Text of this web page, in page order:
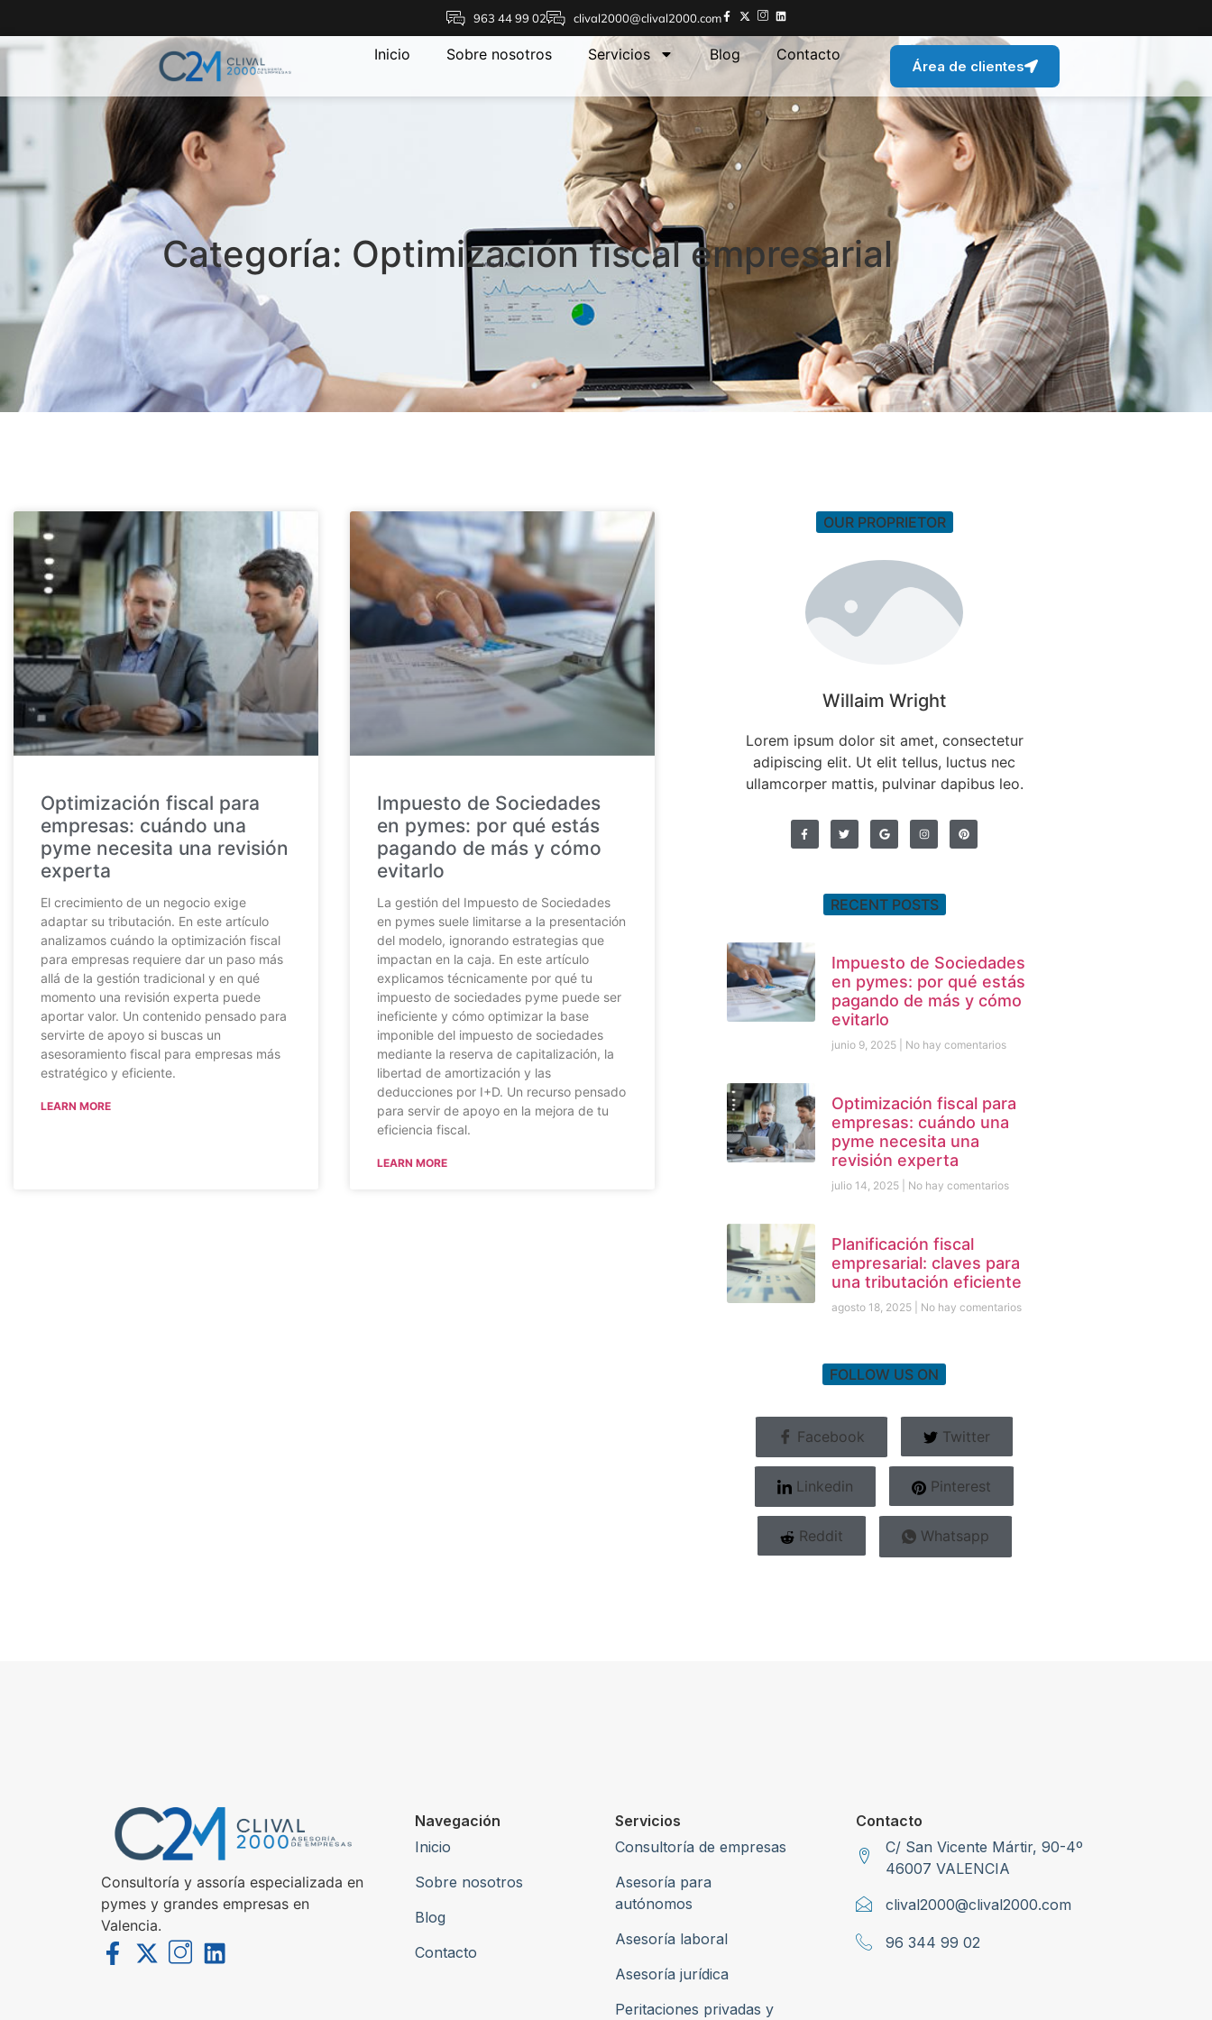
963 44 99 02 clival2000@clival2000.com
Área de clientes
Inicio Sobre nosotros Servicios Blog Contacto
Categoría: Optimización fiscal empresarial
Optimización fiscal para
empresas: cuándo una
pyme necesita una revisión
experta
El crecimiento de un negocio exige
adaptar su tributación. En este artículo
analizamos cuándo la optimización fiscal
para empresas requiere dar un paso más
allá de la gestión tradicional y en qué
momento una revisión experta puede
aportar valor. Un contenido pensado para
servirte de apoyo si buscas un
asesoramiento fiscal para empresas más
estratégico y eficiente.
LEARN MORE
Impuesto de Sociedades
en pymes: por qué estás
pagando de más y cómo
evitarlo
La gestión del Impuesto de Sociedades
en pymes suele limitarse a la presentación
del modelo, ignorando estrategias que
impactan en la caja. En este artículo
explicamos técnicamente por qué tu
impuesto de sociedades pyme puede ser
ineficiente y cómo optimizar la base
imponible del impuesto de sociedades
mediante la reserva de capitalización, la
libertad de amortización y las
deducciones por I+D. Un recurso pensado
para servir de apoyo en la mejora de tu
eficiencia fiscal.
LEARN MORE
OUR PROPRIETOR
Willaim Wright
Lorem ipsum dolor sit amet, consectetur
adipiscing elit. Ut elit tellus, luctus nec
ullamcorper mattis, pulvinar dapibus leo.
RECENT POSTS
Impuesto de Sociedades
en pymes: por qué estás
pagando de más y cómo
evitarlo
junio 9, 2025 No hay comentarios
Optimización fiscal para
empresas: cuándo una
pyme necesita una
revisión experta
julio 14, 2025 No hay comentarios
Planificación fiscal
empresarial: claves para
una tributación eficiente
agosto 18, 2025 No hay comentarios
FOLLOW US ON
Facebook Twitter
Linkedin Pinterest
Reddit Whatsapp
Consultoría y assoría especializada en
pymes y grandes empresas en
Valencia.
Navegación
Inicio
Sobre nosotros
Blog
Contacto
Servicios
Consultoría de empresas
Asesoría para
autónomos
Asesoría laboral
Asesoría jurídica
Peritaciones privadas y
Contacto
C/ San Vicente Mártir, 90-4º
46007 VALENCIA
clival2000@clival2000.com
96 344 99 02